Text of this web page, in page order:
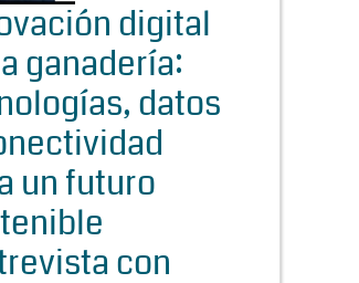
digital
ganadería:
datos
un futuro
con